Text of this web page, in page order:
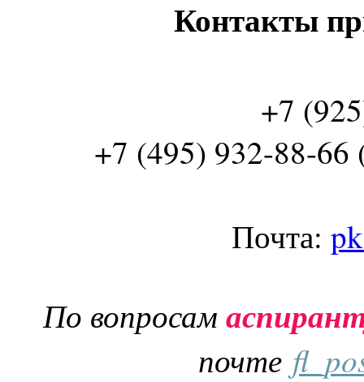
Контакты
+7
+7 (495) 932-88-66
Почта:
По вопросам
почте